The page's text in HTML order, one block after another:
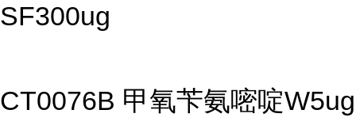
SF300ug
CT0076B 甲氧苄氨嘧啶W5ug